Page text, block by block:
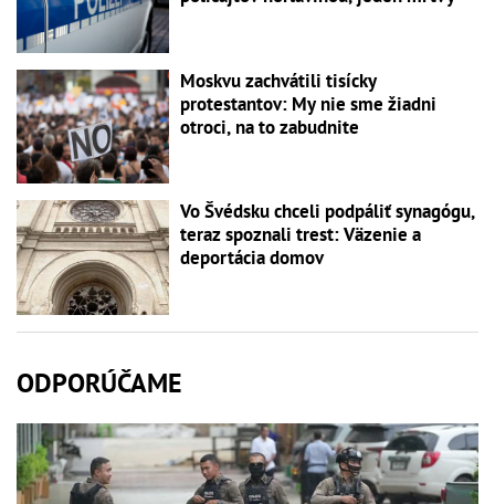
Moskvu zachvátili tisícky
protestantov: My nie sme žiadni
otroci, na to zabudnite
Vo Švédsku chceli podpáliť synagógu,
teraz spoznali trest: Väzenie a
deportácia domov
ODPORÚČAME